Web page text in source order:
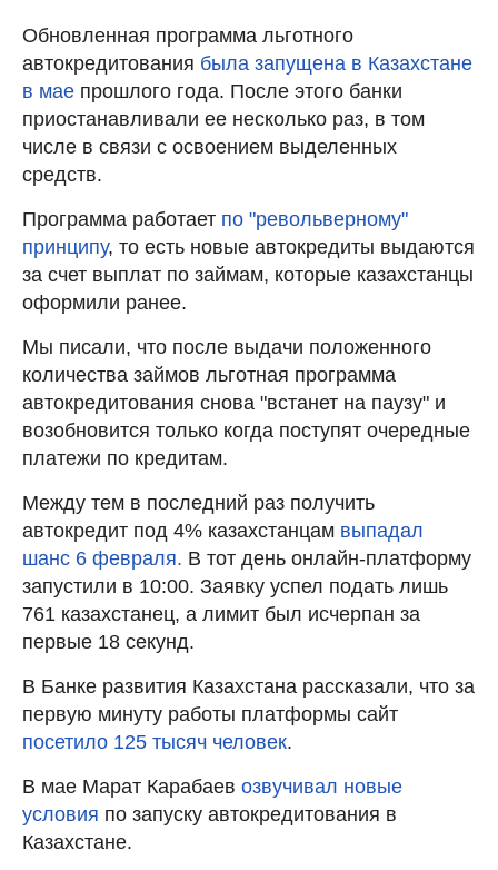
Обновленная программа льготного
автокредитования была запущена в Казахстане
в мае прошлого года. После этого банки
приостанавливали ее несколько раз, в том
числе в связи с освоением выделенных
средств.
Программа работает по "револьверному"
принципу, то есть новые автокредиты выдаются
за счет выплат по займам, которые казахстанцы
оформили ранее.
Мы писали, что после выдачи положенного
количества займов льготная программа
автокредитования снова "встанет на паузу" и
возобновится только когда поступят очередные
платежи по кредитам.
Между тем в последний раз получить
автокредит под 4% казахстанцам выпадал
шанс 6 февраля. В тот день онлайн-платформу
запустили в 10:00. Заявку успел подать лишь
761 казахстанец, а лимит был исчерпан за
первые 18 секунд.
В Банке развития Казахстана рассказали, что за
первую минуту работы платформы сайт
посетило 125 тысяч человек.
В мае Марат Карабаев озвучивал новые
условия по запуску автокредитования в
Казахстане.